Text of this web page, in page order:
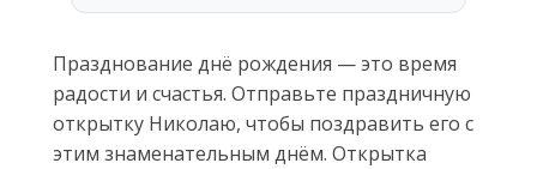
Празднование днё рождения — это время
радости и счастья. Отправьте праздничную
открытку Николаю, чтобы поздравить его с
этим знаменательным днём. Открытка